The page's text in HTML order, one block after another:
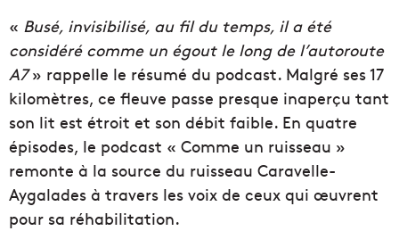
« Busé, invisibilisé, au fil du temps, il a été
considéré comme un égout le long de l’autoroute
A7» rappelle le résumé du podcast. Malgré ses 17
kilomètres, ce fleuve passe presque inaperçu tant
son lit est étroit et son débit faible. En quatre
épisodes, le podcast « Comme un ruisseau »
remonte à la source du ruisseau Caravelle-
Aygalades à travers les voix de ceux qui œuvrent
pour sa réhabilitation.